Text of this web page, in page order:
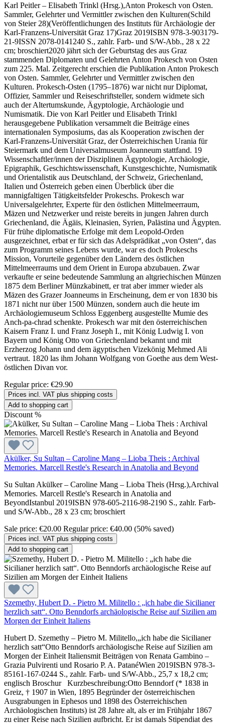
Karl Peitler – Elisabeth Trinkl (Hrsg.),Anton Prokesch von Osten.
Sammler, Gelehrter und Vermittler zwischen den Kulturen(Schild
von Steier 28)(Veröffentlichungen des Instituts für Archäologie der
Karl-Franzens-Universität Graz 17)Graz 2019ISBN 978-3-903179-
21-9ISSN 2078-0141240 S., zahlr. Farb- und S/W-Abb., 28 x 22
cm; broschiert2020 jährt sich der Geburtstag des aus Graz
stammenden Diplomaten und Gelehrten Anton Prokesch von Osten
zum 225. Mal. Zeitgerecht erschien die Publikation Anton Prokesch
von Osten. Sammler, Gelehrter und Vermittler zwischen den
Kulturen. Prokesch-Osten (1795–1876) war nicht nur Diplomat,
Offizier, Sammler und Reiseschriftsteller, sondern widmete sich
auch der Altertumskunde, Ägyptologie, Archäologie und
Numismatik. Die von Karl Peitler und Elisabeth Trinkl
herausgegebene Publikation versammelt die Beiträge eines
internationalen Symposiums, das als Kooperation zwischen der
Karl-Franzens-Universität Graz, der Österreichischen Urania für
Steiermark und dem Universalmuseum Joanneum stattfand. 19
Wissenschaftler/innen der Disziplinen Ägyptologie, Archäologie,
Epigraphik, Geschichtswissenschaft, Kunstgeschichte, Numismatik
und Orientalistik aus Deutschland, der Schweiz, Griechenland,
Italien und Österreich geben einen Überblick über die
mannigfaltigen Tätigkeitsfelder Prokeschs. Prokesch war
Universalgelehrter, Experte für den östlichen Mittelmeerraum,
Mäzen und Netzwerker und reiste bereits in jungen Jahren durch
Griechenland, die Ägäis, Kleinasien, Syrien, Palästina und Ägypten.
Für frühe diplomatische Erfolge mit dem Leopold-Orden
ausgezeichnet, erbat er für sich das Adelsprädikat „von Osten“, das
zum Programm seines Lebens wurde, war es doch Prokeschs
Mission, Vorurteile gegenüber den Ländern des östlichen
Mittelmeerraums und dem Orient in Europa abzubauen. Zwar
verkaufte er seine bedeutende Sammlung an altgriechischen Münzen
1875 dem Berliner Münzkabinett, er trat aber immer wieder als
Mäzen des Grazer Joanneums in Erscheinung, dem er von 1830 bis
1871 nicht nur über 1500 Münzen, sondern auch die heute im
Archäologiemuseum Schloss Eggenberg ausgestellte Mumie des
Anch-pa-chrad schenkte. Prokesch war mit den österreichischen
Kaisern Franz I. und Franz Joseph I., mit König Ludwig I. von
Bayern und König Otto von Griechenland bekannt und mit
Erzherzog Johann und dem ägyptischen Vizekönig Mehmed Ali
vertraut. 1820 las ihm Johann Wolfgang von Goethe aus dem West-
östlichen Divan vor.
Regular price: €29.90
Prices incl. VAT plus shipping costs
Add to shopping cart
Discount %
Akülker, Su Sultan – Caroline Mang – Lioba Theis : Archival
Memories. Marcell Restle's Research in Anatolia and Beyond
Su Sultan Akülker – Caroline Mang – Lioba Theis (Hrsg.),Archival
Memories. Marcell Restle's Research in Anatolia and
BeyondIstanbul 2019ISBN 978-605-2116-98-2190 S., zahlr. Farb-
und S/W-Abb., 28 x 23 cm; broschiert
Sale price: €20.00 Regular price: €40.00 (50% saved)
Prices incl. VAT plus shipping costs
Add to shopping cart
Szemethy, Hubert D. - Pietro M. Militello : „ich habe die Sicilianer
herzlich satt“. Otto Benndorfs archäologische Reise auf Sizilien am
Morgen der Einheit Italiens
Hubert D. Szemethy – Pietro M. Militello,„ich habe die Sicilianer
herzlich satt“Otto Benndorfs archäologische Reise auf Sizilien am
Morgen der Einheit Italiensmit Beiträgen von Renata Gambino –
Grazia Pulvirenti und Rosario P. A. PatanéWien 2019ISBN 978-3-
85161-167-0244 S., zahlr. Farb- und S/W-Abb., 25,7 x 18,2 cm;
englisch Broschur Kurzbeschreibung:Otto Benndorf (* 1838 in
Greiz, † 1907 in Wien, 1895 Begründer der österreichischen
Ausgrabungen in Ephesos und 1898 des Österreichischen
Archäologischen Instituts) ist 28 Jahre alt, als er im Frühjahr 1867
zu einer Reise nach Sizilien aufbricht. Er ist damals Stipendiat des